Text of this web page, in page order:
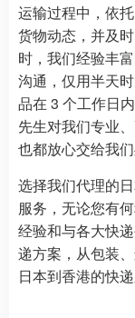
运输过程中，依
货物动态，并及
时，我们经验丰
沟通，仅用半天
品在 3 个工作日
先生对我们专业
也都放心交给我们
选择我们代理的
服务，无论您有
经验和与各大快
递方案，从包装
日本到香港的快